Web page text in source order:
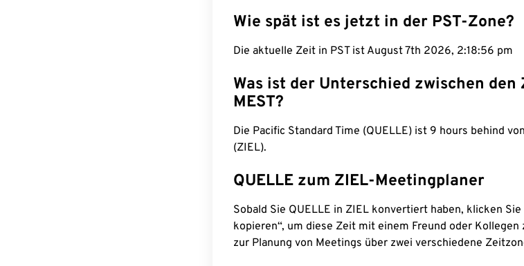
Wie spät ist es jetzt in der PST-Zone?
Die aktuelle Zeit in PST ist August 7th 2026, 2:18:57 pm
Was ist der Unterschied zwischen den
MEST?
Die Pacific Standard Time (QUELLE) ist 9 hours behind
(ZIEL).
QUELLE zum ZIEL-Meetingplaner
Sobald Sie QUELLE in ZIEL konvertiert haben, klicken
kopieren“, um diese Zeit mit einem Freund oder Kollegen
zur Planung von Meetings über zwei verschiedene